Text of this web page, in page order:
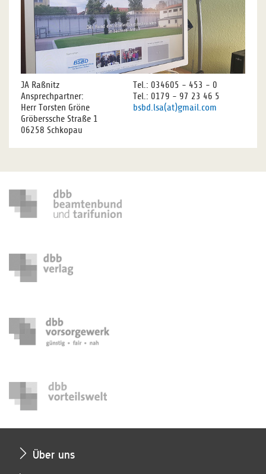
JA Raßnitz
Ansprechpartner:
Herr Torsten Gröne
Gröberssche Straße 1
06258 Schkopau
Tel.: 034605 - 453 - 0
Tel.: 0179 - 97 23 46 5
bsbd.lsa(at)gmail.com
Über uns